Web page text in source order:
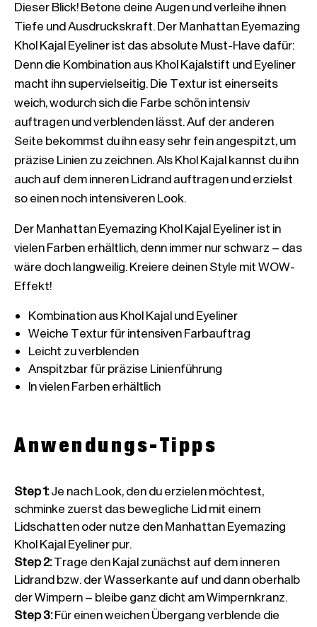
Dieser Blick! Betone deine Augen und verleihe ihnen
Tiefe und Ausdruckskraft. Der Manhattan Eyemazing
Khol Kajal Eyeliner ist das absolute Must-Have dafür:
Denn die Kombination aus Khol Kajalstift und Eyeliner
macht ihn supervielseitig. Die Textur ist einerseits
weich, wodurch sich die Farbe schön intensiv
auftragen und verblenden lässt. Auf der anderen
Seite bekommst du ihn easy sehr fein angespitzt, um
präzise Linien zu zeichnen. Als Khol Kajal kannst du ihn
auch auf dem inneren Lidrand auftragen und erzielst
Der Manhattan Eyemazing Khol Kajal Eyeliner ist in
vielen Farben erhältlich, denn immer nur schwarz – das
wäre doch langweilig. Kreiere deinen Style mit WOW-
In vielen Farben erhältlich
Anwendungs-Tipps
Step 1:Je nach Look, den du erzielen möchtest,
schminke zuerst das bewegliche Lid mit einem
Lidschatten oder nutze den Manhattan Eyemazing
Khol Kajal Eyeliner pur.
Step 2:Trage den Kajal zunächst auf dem inneren
Lidrand bzw. der Wasserkante auf und dann oberhalb
der Wimpern – bleibe ganz dicht am Wimpernkranz.
Step 3:Für einen weichen Übergang verblende die